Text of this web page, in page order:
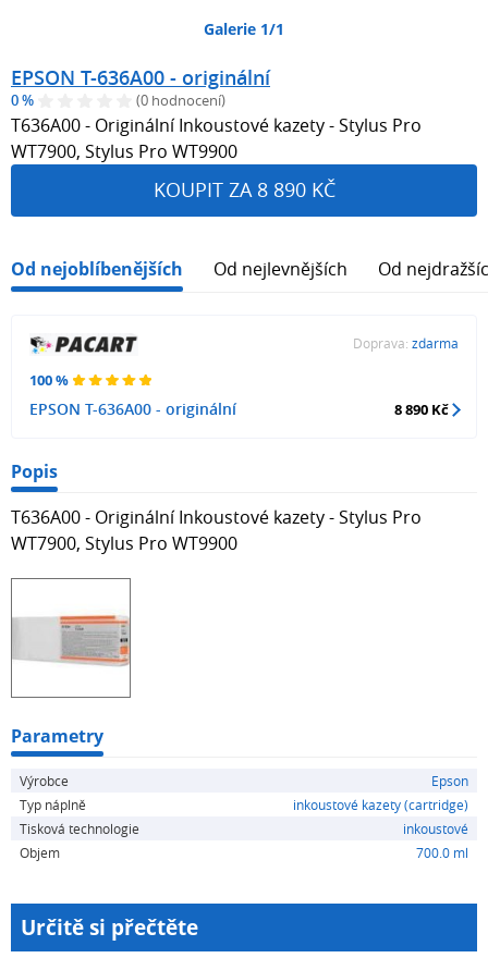
Galerie 1/1
EPSON T-636A00 - originální
0 % (0 hodnocení)
T636A00 - Originální Inkoustové kazety - Stylus Pro
WT7900, Stylus Pro WT9900
KOUPIT ZA 8 890 KČ
Od nejoblíbenějších Od nejlevnějších Od
100 %
EPSON T-636A00 - originální
Doprava: zdarma
8 890 Kč
Popis
T636A00 - Originální Inkoustové kazety - Stylus Pro
WT7900, Stylus Pro WT9900
Parametry
Výrobce
Epson
Typ náplně
inkoustové kazety (cartridge)
Tisková technologie
inkoustové
Objem
700.0 ml
Určitě si přečtěte